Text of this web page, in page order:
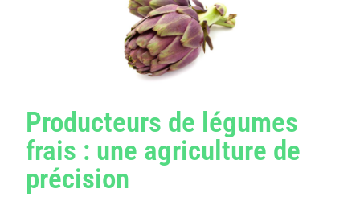
Producteurs de légumes
frais : une agriculture de
précision